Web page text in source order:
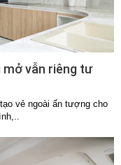
mở vẫn riêng tư
vẻ ngoài ấn tượng cho